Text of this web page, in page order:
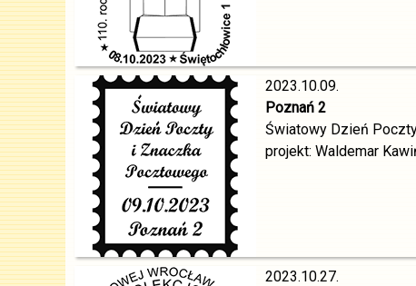
2023.10.09.
Poznań 2
Światowy Dzień
projekt: Waldemar
2023.10.27.